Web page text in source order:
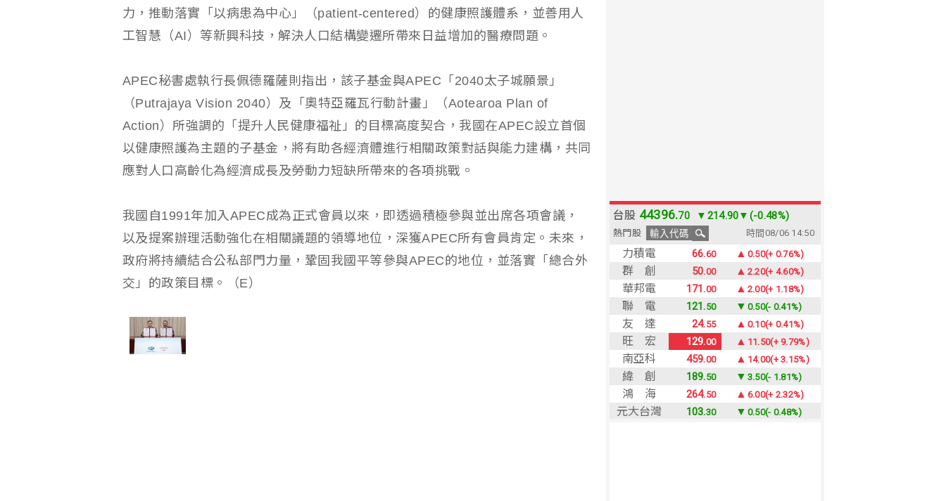
力，推動落實「以病患為中心」（patient-centered）的健康照護體系，並善用人
工智慧（AI）等新興科技，解決人口結構變遷所帶來日益增加的醫療問題。
APEC秘書處執行長佩德羅薩則指出，該子基金與APEC「2040太子城願景」
（Putrajaya Vision 2040）及「奧特亞羅瓦行動計畫」（Aotearoa Plan of
Action）所強調的「提升人民健康福祉」的目標高度契合，我國在APEC設立首個
以健康照護為主題的子基金，將有助各經濟體進行相關政策對話與能力建構，共同
應對人口高齡化為經濟成長及勞動力短缺所帶來的各項挑戰。
我國自1991年加入APEC成為正式會員以來，即透過積極參與並出席各項會議，
以及提案辦理活動強化在相關議題的領導地位，深獲APEC所有會員肯定。未來，
政府將持續結合公私部門力量，鞏固我國平等參與APEC的地位，並落實「總合外
交」的政策目標。（E）